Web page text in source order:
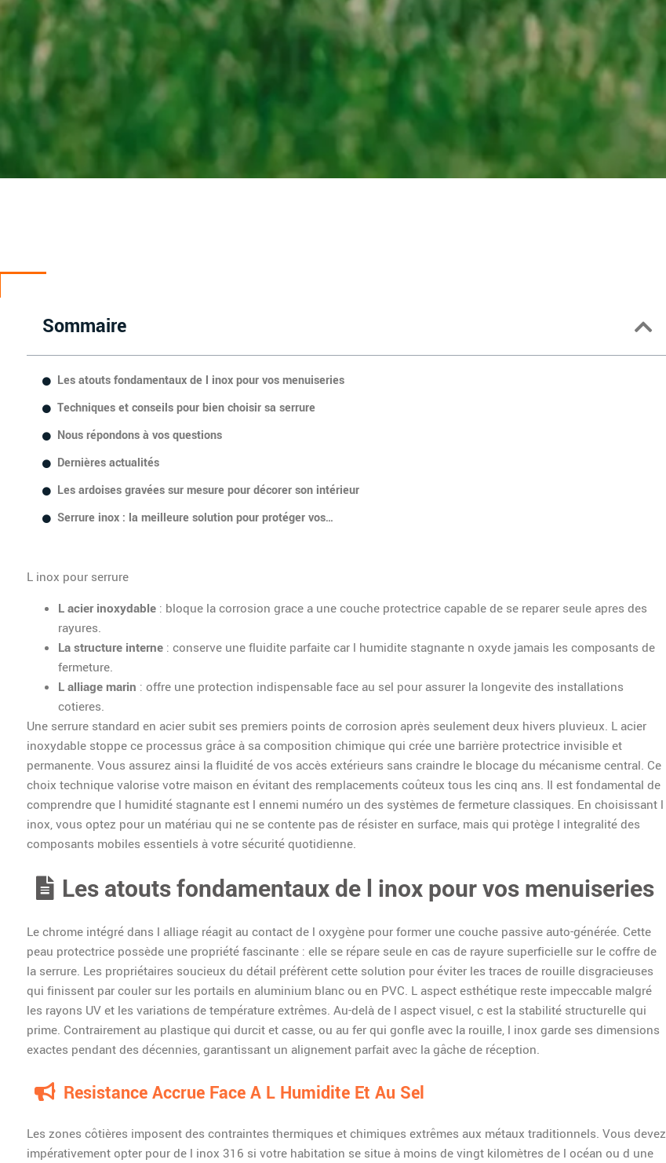
Sommaire
Les atouts fondamentaux de l inox pour vos menuiseries
Techniques et conseils pour bien choisir sa serrure
Nous répondons à vos questions
Dernières actualités
Les ardoises gravées sur mesure pour décorer son intérieur
Serrure inox : la meilleure solution pour protéger vos…
L inox pour serrure
L acier inoxydable : bloque la corrosion grace a une couche protectrice capable de se reparer seule apres des
rayures.
La structure interne : conserve une fluidite parfaite car l humidite stagnante n oxyde jamais les composants de
fermeture.
L alliage marin : offre une protection indispensable face au sel pour assurer la longevite des installations
cotieres.
Une serrure standard en acier subit ses premiers points de corrosion après seulement deux hivers pluvieux. L acier
inoxydable stoppe ce processus grâce à sa composition chimique qui crée une barrière protectrice invisible et
permanente. Vous assurez ainsi la fluidité de vos accès extérieurs sans craindre le blocage du mécanisme central. Ce
choix technique valorise votre maison en évitant des remplacements coûteux tous les cinq ans. Il est fondamental de
comprendre que l humidité stagnante est l ennemi numéro un des systèmes de fermeture classiques. En choisissant l
inox, vous optez pour un matériau qui ne se contente pas de résister en surface, mais qui protège l integralité des
composants mobiles essentiels à votre sécurité quotidienne.
Les atouts fondamentaux de l inox pour vos menuiseries
Le chrome intégré dans l alliage réagit au contact de l oxygène pour former une couche passive auto-générée. Cette
peau protectrice possède une propriété fascinante : elle se répare seule en cas de rayure superficielle sur le coffre de
la serrure. Les propriétaires soucieux du détail préfèrent cette solution pour éviter les traces de rouille disgracieuses
qui finissent par couler sur les portails en aluminium blanc ou en PVC. L aspect esthétique reste impeccable malgré
les rayons UV et les variations de température extrêmes. Au-delà de l aspect visuel, c est la stabilité structurelle qui
prime. Contrairement au plastique qui durcit et casse, ou au fer qui gonfle avec la rouille, l inox garde ses dimensions
exactes pendant des décennies, garantissant un alignement parfait avec la gâche de réception.
Resistance Accrue Face A L Humidite Et Au Sel
Les zones côtières imposent des contraintes thermiques et chimiques extrêmes aux métaux traditionnels. Vous devez
impérativement opter pour de l inox 316 si votre habitation se situe à moins de vingt kilomètres de l océan ou d une